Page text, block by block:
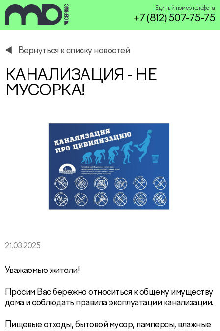
Единый номер телефона
+7 (812) 507-75-75
service@miservice.ru
Вернуться к списку новостей
КАНАЛИЗАЦИЯ - НЕ
МУСОРКА!
21.03.2025
Уважаемые жители!
Просим Вас бережно относиться к общему имуществу
дома и соблюдать правила эксплуатации канализации.
Пищевые отходы, бытовой мусор, памперсы, влажные